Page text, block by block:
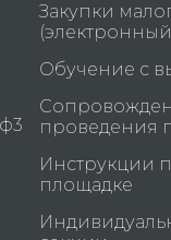
Закупки
Обучение с
проведения
Инструкции
площадке